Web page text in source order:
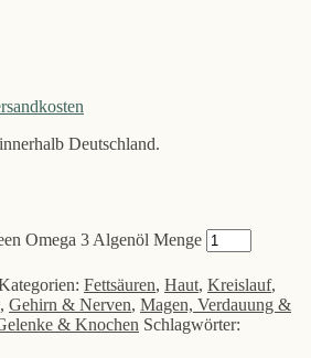
Deutschland.
Omega 3 Algenöl Menge
Fettsäuren, Haut, Kreislauf,
, Gehirn & Nerven, Magen, Verdauung &
& Knochen Schlagwörter: